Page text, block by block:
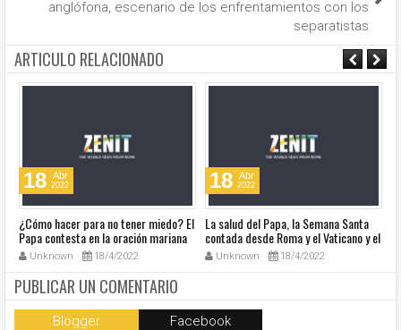
anglófona, escenario de los enfrentamientos con los
separatistas
ARTICULO RELACIONADO
18 Abr
2022
¿Cómo hacer para no tener miedo? El
Papa contesta en la oración mariana
de este lunes en la Plaza de San
Pedro
Unknown 18/4/2022
18 Abr
2022
La salud del Papa, la Semana Santa
contada desde Roma y el Vaticano y el
resumen de noticias en audio
Unknown 18/4/2022
PUBLICAR UN COMENTARIO
Blogger Facebook